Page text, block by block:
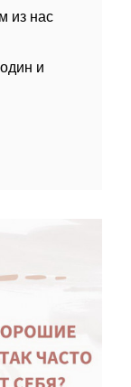
из нас
и